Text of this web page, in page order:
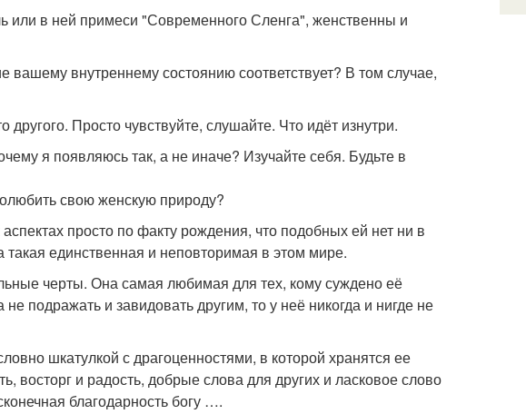
или в ней примеси "Современного Сленга", женственны и
внутреннему состоянию соответствует? В том случае,
другого. Просто чувствуйте, слушайте. Что идёт изнутри.
я появляюсь так, а не иначе? Изучайте себя. Будьте в
свою женскую природу?
просто по факту рождения, что подобных ей нет ни в
единственная и неповторимая в этом мире.
черты. Она самая любимая для тех, кому суждено её
подражать и завидовать другим, то у неё никогда и нигде не
шкатулкой с драгоценностями, в которой хранятся ее
восторг и радость, добрые слова для других и ласковое слово
благодарность богу ….